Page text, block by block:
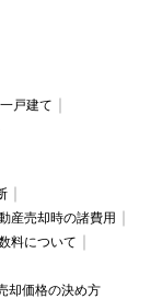
戸建て
産売却時の諸費用
料について
却価格の決め方